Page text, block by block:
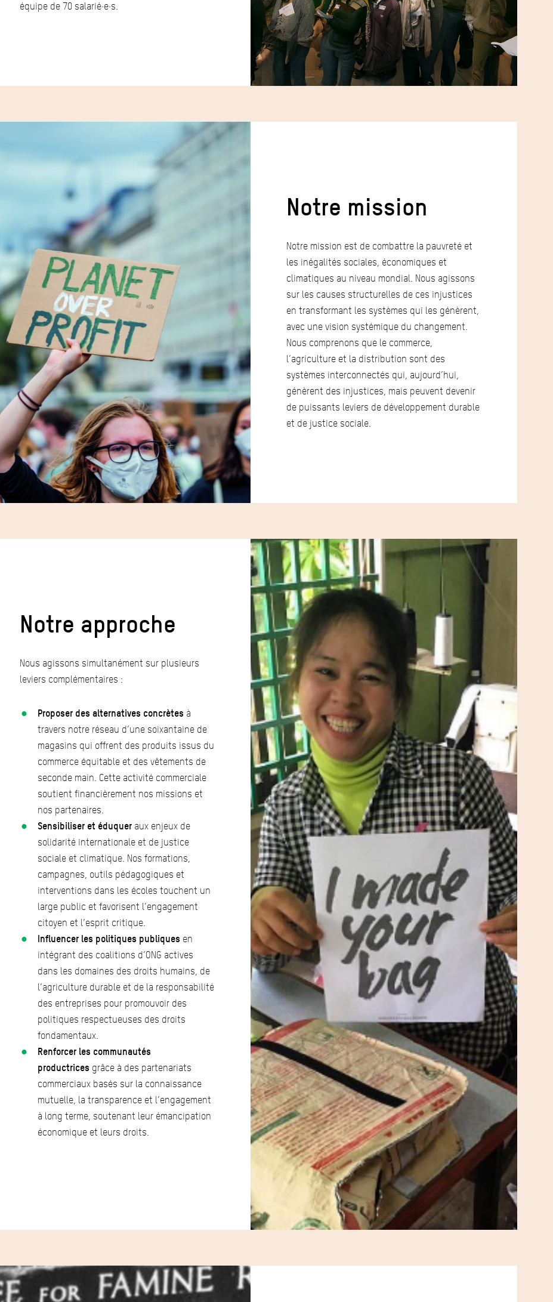
équipe de 70 salarié·e·s.
Notre mission
Notre mission est de combattre la pauvreté et
les inégalités sociales, économiques et
climatiques au niveau mondial. Nous agissons
sur les causes structurelles de ces injustices
en transformant les systèmes qui les génèrent,
avec une vision systémique du changement.
Nous comprenons que le commerce,
l’agriculture et la distribution sont des
systèmes interconnectés qui, aujourd’hui,
génèrent des injustices, mais peuvent devenir
de puissants leviers de développement durable
et de justice sociale.
Notre approche
Nous agissons simultanément sur plusieurs
leviers complémentaires :
Proposer des alternatives concrètes à
travers notre réseau d’une soixantaine de
magasins qui offrent des produits issus du
commerce équitable et des vêtements de
seconde main. Cette activité commerciale
soutient financièrement nos missions et
nos partenaires.
Sensibiliser et éduquer aux enjeux de
solidarité internationale et de justice
sociale et climatique. Nos formations,
campagnes, outils pédagogiques et
interventions dans les écoles touchent un
large public et favorisent l’engagement
citoyen et l’esprit critique.
Influencer les politiques publiques en
intégrant des coalitions d’ONG actives
dans les domaines des droits humains, de
l’agriculture durable et de la responsabilité
des entreprises pour promouvoir des
politiques respectueuses des droits
fondamentaux.
Renforcer les communautés
productrices grâce à des partenariats
commerciaux basés sur la connaissance
mutuelle, la transparence et l’engagement
à long terme, soutenant leur émancipation
économique et leurs droits.